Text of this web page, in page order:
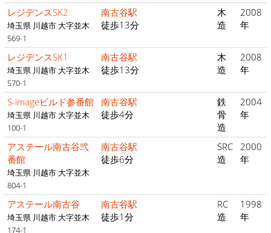
レジデンスSK2
埼玉県 川越市 大字並木
569-1
南古谷駅
徒歩13分
木
造
2008
年
レジデンスSK1
埼玉県 川越市 大字並木
570-1
南古谷駅
徒歩13分
木
造
2008
年
S-imageビルド参番館
埼玉県 川越市 大字並木
100-1
南古谷駅
徒歩4分
鉄
骨
造
2004
年
アステール南古谷弐
番館
埼玉県 川越市 大字並木
804-1
南古谷駅
徒歩6分
SRC
造
2000
年
アステール南古谷
埼玉県 川越市 大字並木
174-1
南古谷駅
徒歩1分
RC
造
1998
年